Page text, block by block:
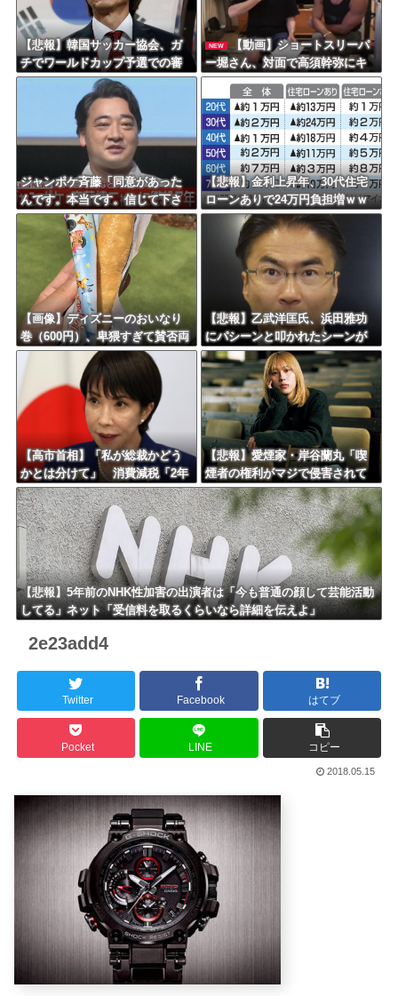
日本旅行キャンセルすべきか…1万年ぶり史上最大級の火山の兆し＝韓国の反応
更新中止のお知らせ
海外「おめでとうタキ！」リヴァプール南野がバースデーゴール！！
Powered by livedoor 相互RSS
【悲報】韓国サッカー協会、ガ
チでワールドカップ予選での審
判への性接待がバレ大炎上大騒
ぎにｗｗｗｗｗｗｗｗ
NEW
【動画】ショートスリーパ
ー堀さん、対面で高須幹弥にキ
レるｗｗｗｗｗｗｗｗｗ
ジャンポケ斉藤「同意があった
んです。本当です。信じて下さ
い」 ←何でこの主張が通らな
いの？
【悲報】金利上昇年、30代住宅
ローンありで24万円負担増ｗｗ
ｗｗｗｗｗｗｗｗｗｗ
【画像】ディズニーのおいなり
巻（600円）、卑猥すぎて賛否両
論ｗｗｗｗｗｗｗｗｗ
【悲報】乙武洋匡氏、浜田雅功
にパシーンと叩かれたシーンが
オンエアされず「障害者相手だ
と放送されなくなる。俺、逆差
別だと思って」
【高市首相】「私が総裁かどう
かとは分けて」 消費減税「2年
後に私の責任で戻す」発言を説
明
【悲報】愛煙家・岸谷蘭丸「喫
煙者の権利がマジで侵害されて
る」と私見 「いくら税金を
我々が払ってるんだと」
【悲報】5年前のNHK性加害の出演者は「今も普通の顔して芸能活動
してる」ネット「受信料を取るくらいなら詳細を伝えよ」
2e23add4
Twitter Facebook はてブ
Pocket LINE コピー
2018.05.15